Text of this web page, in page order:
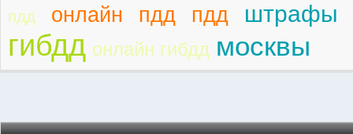
пдд онлайн пдд пдд штрафы
гибдд онлайн гибдд москвы